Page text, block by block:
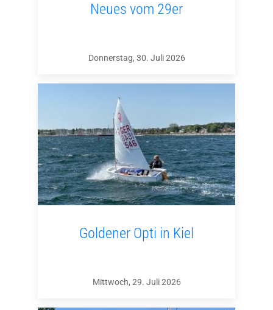
Neues vom 29er
Donnerstag, 30. Juli 2026
Goldener Opti in Kiel
Mittwoch, 29. Juli 2026